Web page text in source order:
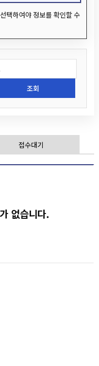
택하여야 정보를 확인할 수
조회
접수대기
없습니다.